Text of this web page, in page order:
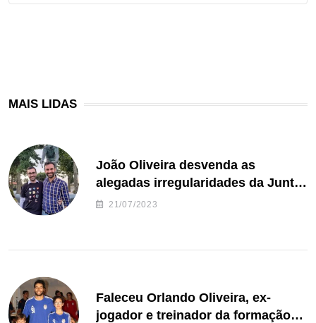
MAIS LIDAS
João Oliveira desvenda as
alegadas irregularidades da Junta
de Freguesia S. João de Ver
21/07/2023
Faleceu Orlando Oliveira, ex-
jogador e treinador da formação